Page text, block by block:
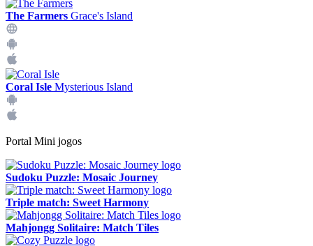
The Farmers Grace's Island
Coral Isle Mysterious Island
Portal Mini jogos
Sudoku Puzzle: Mosaic Journey
Triple match: Sweet Harmony
Mahjongg Solitaire: Match Tiles